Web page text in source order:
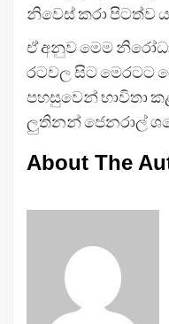
නිවෙස් කරා පිටත්ව
ඒ අනුව මෙම
රටවල සිට මෙරටට
පහසුවෙන් භාවිතා
ලුතිනන් ජෙනරාල්
About The